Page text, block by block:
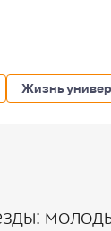
Жизнь